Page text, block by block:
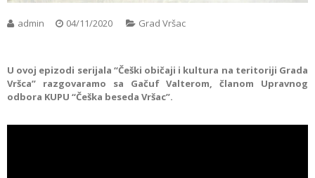
admin 04/11/2020 Grad Vršac
U ovoj epizodi serijala “Češki običaji i kultura na teritoriji Grada
Vršca” razgovaramo sa Gačuf Valterom, članom Upravnog
odbora KUPU “Češka beseda Vršac”.